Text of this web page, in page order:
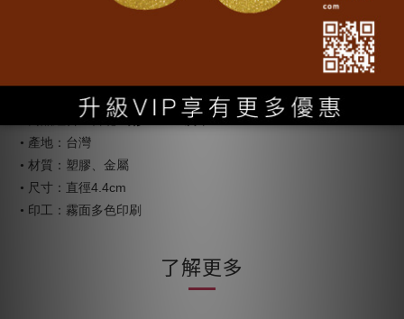
傳統草根文化與民間信仰、有霓虹燈群繞的夜晚繽紛、有書香氣
息的清新書局，有綠樹成蔭的歷史草棚，台北融合了不同的族
群、產業、意象，在這裡雖然繁華便利，亦是怡然生活的奇妙台
【商品組合、產地、材質】
商品組合：台北/奇妙 4.4CM胸章
• 產地：台灣
• 材質：塑膠、金屬
• 尺寸： 直徑4.4cm
• 印工：霧面多色印刷
了解更多